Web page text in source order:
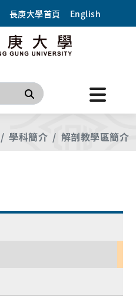
長庚大學首頁 English
搜尋
學科簡介 解剖教學區簡介